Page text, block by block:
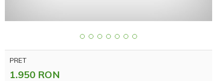
PRET
1.950 RON